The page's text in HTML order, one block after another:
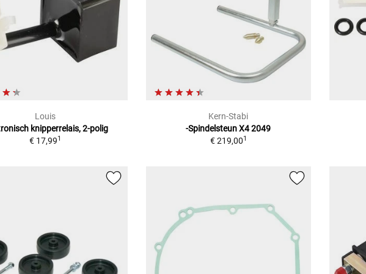
Louis
knipperrelais, 2-polig
€ 17,991
Kern-Stabi
-Spindelsteun X4 2049
€ 219,001